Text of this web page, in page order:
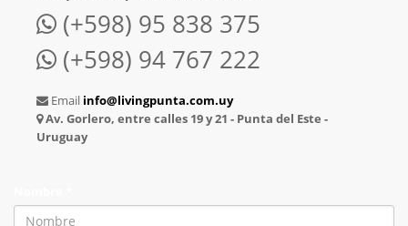
(+598) 95 838 375
(+598) 94 767 222
Email info@livingpunta.com.uy
Av. Gorlero, entre calles 19 y 21 - Punta del Este -
Uruguay